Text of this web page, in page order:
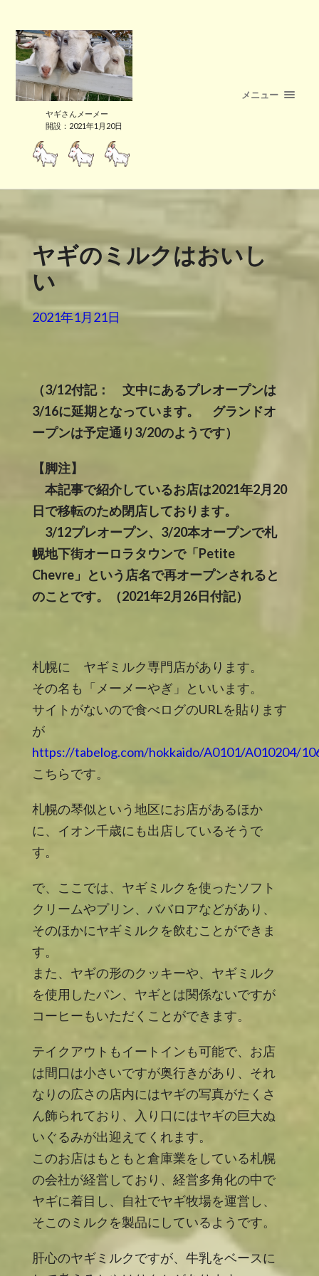
ヤギさんメーメー
開設：2021年1月20日
メニュー
ヤギのミルクはおいし
い
2021年1月21日
（3/12付記： 文中にあるプレオープンは
3/16に延期となっています。 グランドオ
ープンは予定通り3/20のようです）
【脚注】
本記事で紹介しているお店は2021年2月20
日で移転のため閉店しております。
3/12プレオープン、3/20本オープンで札
幌地下街オーロラタウンで「Petite
Chevre」という店名で再オープンされると
のことです。（2021年2月26日付記）
札幌に ヤギミルク専門店があります。
その名も「メーメーやぎ」といいます。
サイトがないので食べログのURLを貼ります
が
https://tabelog.com/hokkaido/A0101/A010204/
こちらです。
札幌の琴似という地区にお店があるほか
に、イオン千歳にも出店しているそうで
す。
で、ここでは、ヤギミルクを使ったソフト
クリームやプリン、ババロアなどがあり、
そのほかにヤギミルクを飲むことができま
す。
また、ヤギの形のクッキーや、ヤギミルク
を使用したパン、ヤギとは関係ないですが
コーヒーもいただくことができます。
テイクアウトもイートインも可能で、お店
は間口は小さいですが奥行きがあり、それ
なりの広さの店内にはヤギの写真がたくさ
ん飾られており、入り口にはヤギの巨大ぬ
いぐるみが出迎えてくれます。
このお店はもともと倉庫業をしている札幌
の会社が経営しており、経営多角化の中で
ヤギに着目し、自社でヤギ牧場を運営し、
そこのミルクを製品にしているようです。
肝心のヤギミルクですが、牛乳をベースに